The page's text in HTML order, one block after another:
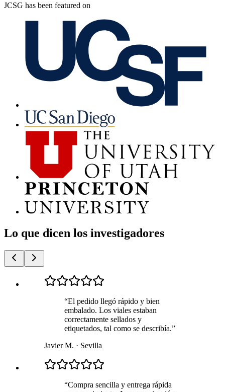
JCSG has been featured on
Lo que dicen los investigadores
“El pedido llegó rápido y bien
embalado. Los viales estaban
correctamente sellados y
etiquetados, tal como se describía.”
Javier M. · Sevilla
“Compra sencilla y entrega rápida